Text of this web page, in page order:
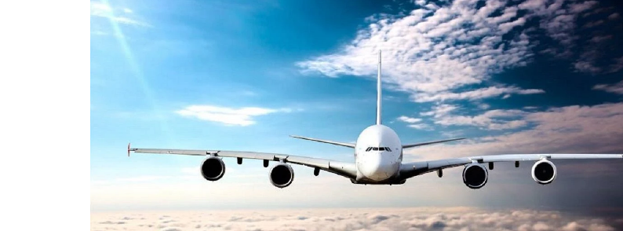
Eskişehir Tramvay Saatleri
Eskişehir Otobüs Saatleri
Haber Arşivi